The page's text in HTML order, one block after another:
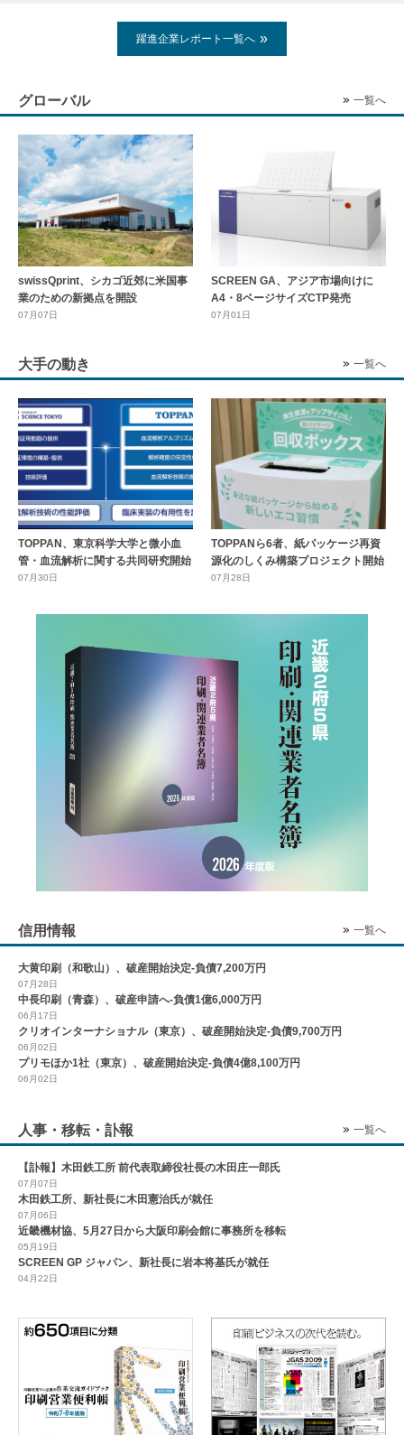
躍進企業レポート一覧へ
グローバル 一覧へ
swissQprint、シカゴ近郊に⽶国事
業のための新拠点を開設
07月07日
SCREEN GA、アジア市場向けに
A4・8ページサイズCTP発売
07月01日
大手の動き 一覧へ
TOPPAN、東京科学大学と微小血
管・血流解析に関する共同研究開始
07月30日
TOPPANら6者、紙パッケージ再資
源化のしくみ構築プロジェクト開始
07月28日
信用情報 一覧へ
大黄印刷（和歌山）、破産開始決定-負債7,200万円
07月28日
中長印刷（青森）、破産申請へ-負債1億6,000万円
06月17日
クリオインターナショナル（東京）、破産開始決定-負債9,700万円
06月02日
プリモほか1社（東京）、破産開始決定-負債4億8,100万円
06月02日
人事・移転・訃報 一覧へ
【訃報】木田鉄工所 前代表取締役社長の木田庄一郎氏
07月07日
木田鉄工所、新社長に木田憲治氏が就任
07月06日
近畿機材協、5月27日から大阪印刷会館に事務所を移転
05月19日
SCREEN GP ジャパン、新社長に岩本将基氏が就任
04月22日